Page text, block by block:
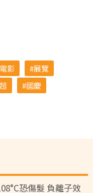
電影
展覽
國慶
恐傷髮 負離子效